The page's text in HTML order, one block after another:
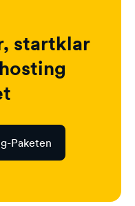
startklar
Paketen